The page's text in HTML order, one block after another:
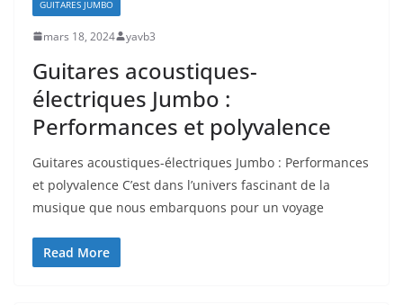
GUITARES JUMBO
mars 18, 2024 yavb3
Guitares acoustiques-
électriques Jumbo :
Performances et polyvalence
Guitares acoustiques-électriques ⁣Jumbo : Performances
⁤et polyvalence C’est dans l’univers ​fascinant⁢ de la
musique que nous embarquons ⁣pour un ‍voyage
Read More